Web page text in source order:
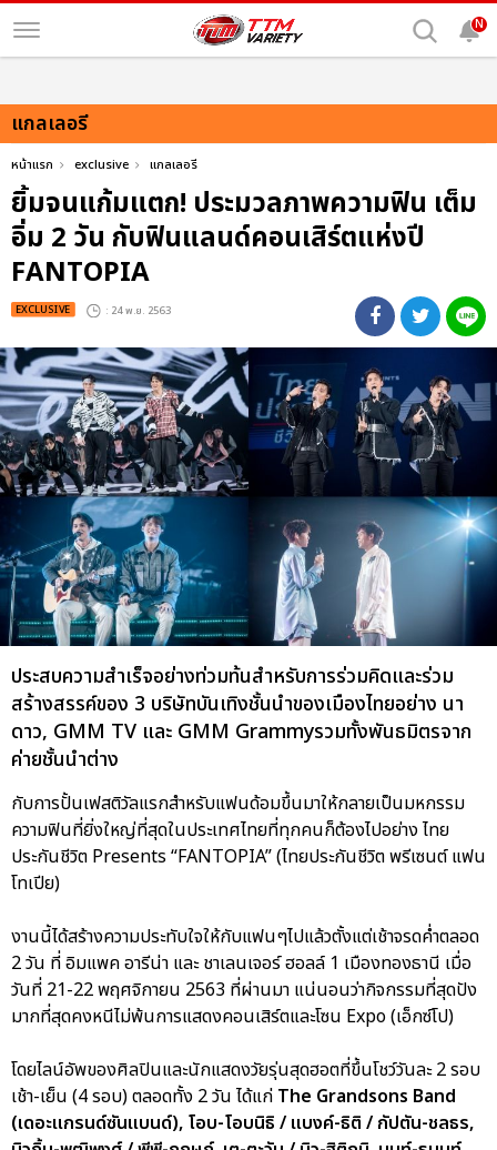
N
แกลเลอรี
หน้าแรก exclusive แกลเลอรี
ยิ้มจนแก้มแตก! ประมวลภาพความฟิน เต็ม
อิ่ม 2 วัน กับฟินแลนด์คอนเสิร์ตแห่งปี
FANTOPIA
EXCLUSIVE : 24 พ.ย. 2563
ประสบความสำเร็จอย่างท่วมท้นสำหรับการร่วมคิดและร่วม
สร้างสรรค์ของ 3 บริษัทบันเทิงชั้นนำของเมืองไทยอย่าง นา
ดาว, GMM TV และ GMM Grammyรวมทั้งพันธมิตรจาก
ค่ายชั้นนำต่าง
กับการปั้นเฟสติวัลแรกสำหรับแฟนด้อมขึ้นมาให้กลายเป็นมหกรรม
ความฟินที่ยิ่งใหญ่ที่สุดในประเทศไทยที่ทุกคนก็ต้องไปอย่าง ไทย
ประกันชีวิต Presents “FANTOPIA” (ไทยประกันชีวิต พรีเซนต์ แฟน
โทเปีย)
งานนี้ได้สร้างความประทับใจให้กับแฟนๆไปแล้วตั้งแต่เช้าจรดค่ำตลอด
2 วัน ที่ อิมแพค อารีน่า และ ชาเลนเจอร์ ฮอลล์ 1 เมืองทองธานี เมื่อ
วันที่ 21-22 พฤศจิกายน 2563 ที่ผ่านมา แน่นอนว่ากิจกรรมที่สุดปัง
มากที่สุดคงหนีไม่พ้นการแสดงคอนเสิร์ตและโซน Expo (เอ็กซ์โป)
โดยไลน์อัพของศิลปินและนักแสดงวัยรุ่นสุดฮอตที่ขึ้นโชว์วันละ 2 รอบ
เช้า-เย็น (4 รอบ) ตลอดทั้ง 2 วัน ได้แก่ The Grandsons Band
(เดอะแกรนด์ซันแบนด์), โอบ-โอบนิธิ / แบงค์-ธิติ / กัปตัน-ชลธร,